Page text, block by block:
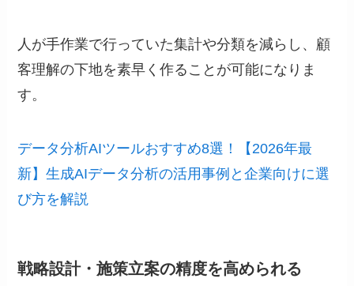
人が手作業で行っていた集計や分類を減らし、顧
客理解の下地を素早く作ることが可能になりま
す。
データ分析AIツールおすすめ8選！【2026年最
新】生成AIデータ分析の活用事例と企業向けに選
び方を解説
戦略設計・施策立案の精度を高められる